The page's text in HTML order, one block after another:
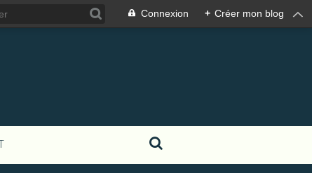
Connexion + Créer mon blog